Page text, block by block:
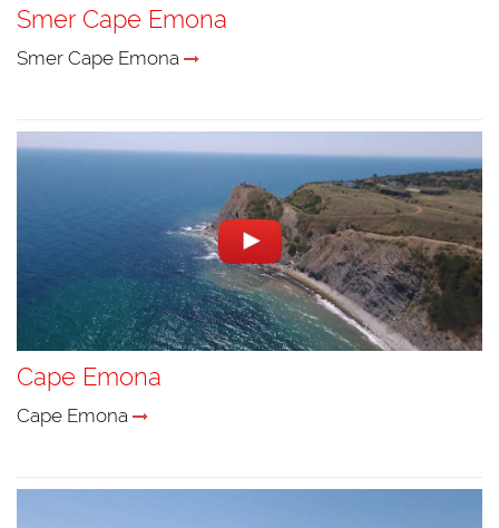
Smer Cape Emona
Smer Cape Emona
Cape Emona
Cape Emona